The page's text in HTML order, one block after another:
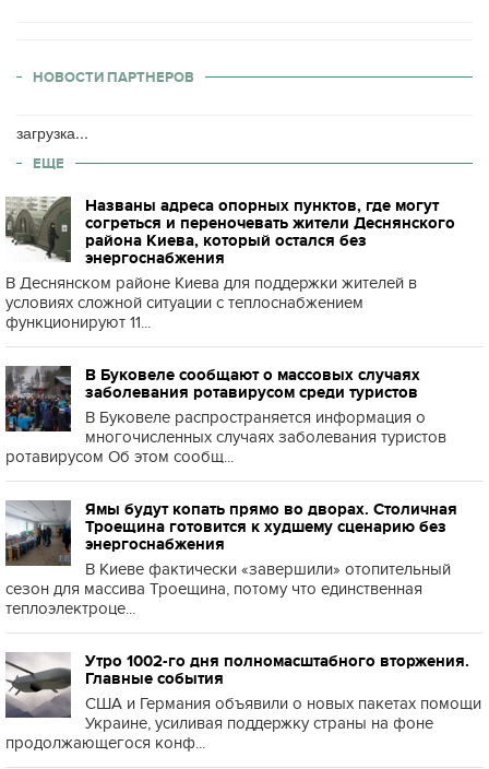
НОВОСТИ ПАРТНЕРОВ
загрузка...
ЕЩЕ
Названы адреса опорных пунктов, где могут
согреться и переночевать жители Деснянского
района Киева, который остался без
энергоснабжения
В Деснянском районе Киева для поддержки жителей в
условиях сложной ситуации с теплоснабжением
функционируют 11...
В Буковеле сообщают о массовых случаях
заболевания ротавирусом среди туристов
В Буковеле распространяется информация о
многочисленных случаях заболевания туристов
ротавирусом Об этом сообщ...
Ямы будут копать прямо во дворах. Столичная
Троещина готовится к худшему сценарию без
энергоснабжения
В Киеве фактически «завершили» отопительный
сезон для массива Троещина, потому что единственная
теплоэлектроце...
Утро 1002-го дня полномасштабного вторжения.
Главные события
США и Германия объявили о новых пакетах помощи
Украине, усиливая поддержку страны на фоне
продолжающегося конф...